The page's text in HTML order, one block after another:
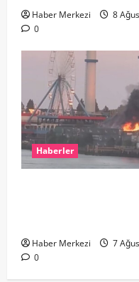
Haber Merkezi
8
0
Haberler
Haber Merkezi
7
0